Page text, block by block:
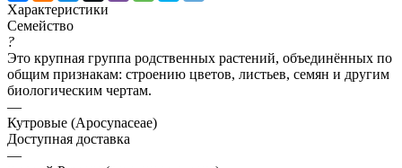
Характеристики
Семейство
?
Это крупная группа родственных растений, объединённых по
общим признакам: строению цветов, листьев, семян и другим
биологическим чертам.
—
Кутровые (Apocynaceae)
Доступная доставка
—